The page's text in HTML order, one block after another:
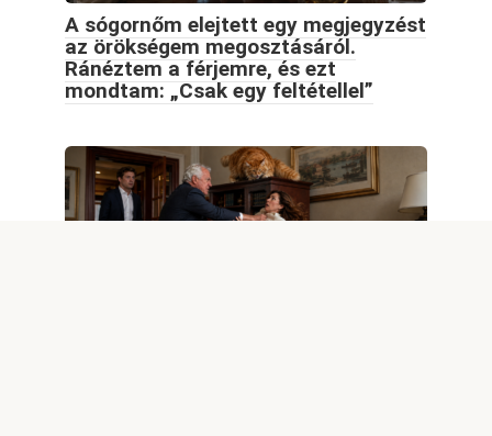
A sógornőm elejtett egy megjegyzést
az örökségem megosztásáról.
Ránéztem a férjemre, és ezt
mondtam: „Csak egy feltétellel”